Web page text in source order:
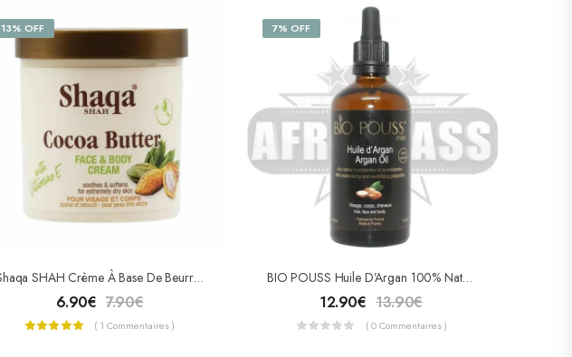
13% OFF
Shaqa SHAH Crème À Base De Beurre De Cacao
6.90€ 7.90€
( 1 Commentaires )
7% OFF
BIO POUSS Huile D’Argan 100% Naturel 100ml
12.90€ 13.90€
( 0 Commentaires )